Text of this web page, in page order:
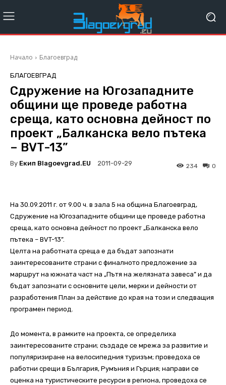
Начало Благоевград
БЛАГОЕВГРАД
Сдружение на Югозападните
общини ще проведе работна
среща, като основна дейност по
проект „Балканска вело пътека
– BVT-13”
By Екип Blagoevgrad.EU 2011-09-29 0
234
На 30.09.2011 г. от 9.00 ч. в зала 5 на община Благоевград,
Сдружение на Югозападните общини ще проведе работна
среща, като основна дейност по проект „Балканска вело
пътека – BVT-13”.
Целта на работната среща е да бъдат запознати
заинтересованите страни с финалното предложение за
маршрут на южната част на „Пътя на желязната завеса” и да
бъдат запознати с основните цели, мерки и дейности от
разработения План за действие до края на този и следващия
програмен период.
До момента, в рамките на проекта, се определиха
заинтересованите страни; създаде се мрежа за развитие и
популяризиране на велосипедния туризъм; проведоха се
работни срещи в България, Румъния и Гърция; направи се
оценка на туристическите ресурси в региона, проведоха се